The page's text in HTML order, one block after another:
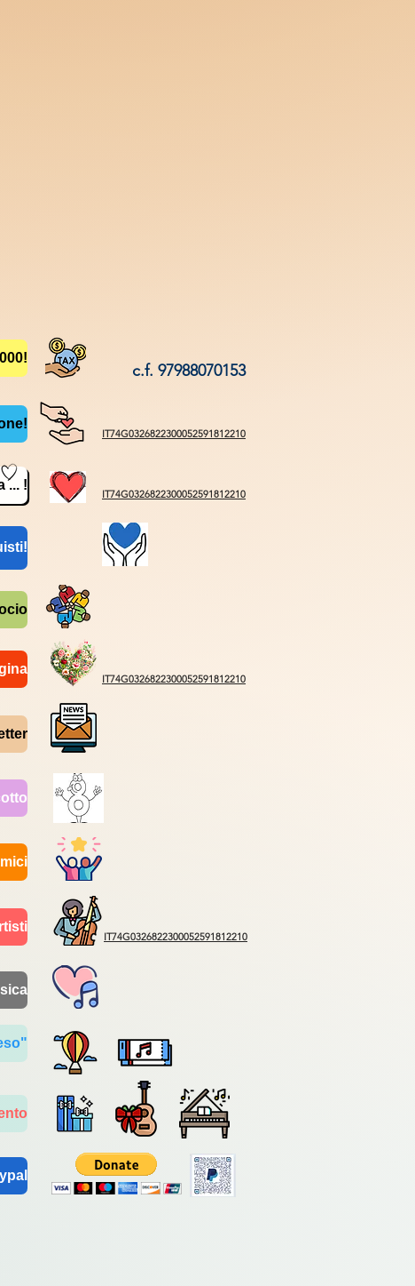
c.f. 97988070153
IT74G0326822300052591812210
... !
IT74G0326822300052591812210
IT74G0326822300052591812210
IT74G0326822300052591812210